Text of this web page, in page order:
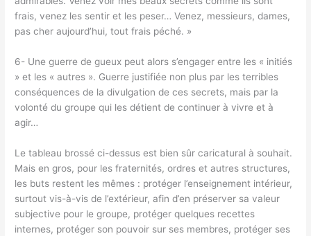
frais, venez les sentir et les peser… Venez, messieurs, dames,
pas cher aujourd’hui, tout frais péché. »
6- Une guerre de gueux peut alors s’engager entre les « initiés
» et les « autres ». Guerre justifiée non plus par les terribles
conséquences de la divulgation de ces secrets, mais par la
volonté du groupe qui les détient de continuer à vivre et à
agir…
Le tableau brossé ci-dessus est bien sûr caricatural à souhait.
Mais en gros, pour les fraternités, ordres et autres structures,
les buts restent les mêmes : protéger l’enseignement intérieur,
surtout vis-à-vis de l’extérieur, afin d’en préserver sa valeur
subjective pour le groupe, protéger quelques recettes
internes, protéger son pouvoir sur ses membres, protéger ses